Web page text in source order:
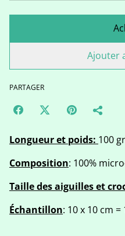
Ajouter
PARTAGER
Longueur et poids: 100
Composition: 100%
Taille des aiguilles et
Échantillon: 10 x 10 cm